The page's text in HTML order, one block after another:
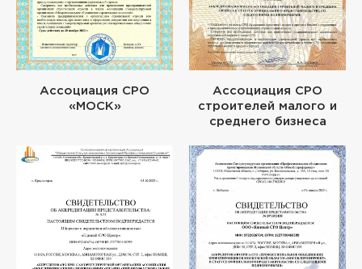
Ассоциация СРО
«МОСК»
Ассоциация СРО
строителей малого и
среднего бизнеса